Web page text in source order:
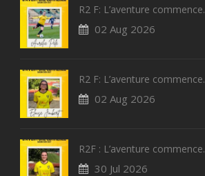
R2 F: L’aventure commence.
02 Aug 2026
R2 F: L’aventure commence.
02 Aug 2026
R2F : L’aventure commence.
30 Jul 2026